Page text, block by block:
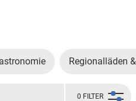
Regionalläden
0 FILTER